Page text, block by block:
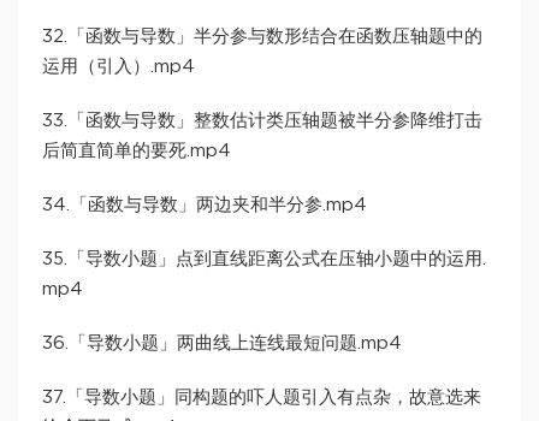
32.「函数与导数」半分参与数形结合在函数压轴题中的
运用（引入）.mp4
33.「函数与导数」整数估计类压轴题被半分参降维打击
后简直简单的要死.mp4
34.「函数与导数」两边夹和半分参.mp4
35.「导数小题」点到直线距离公式在压轴小题中的运用.
mp4
36.「导数小题」两曲线上连线最短问题.mp4
37.「导数小题」同构题的吓人题引入有点杂，故意选来